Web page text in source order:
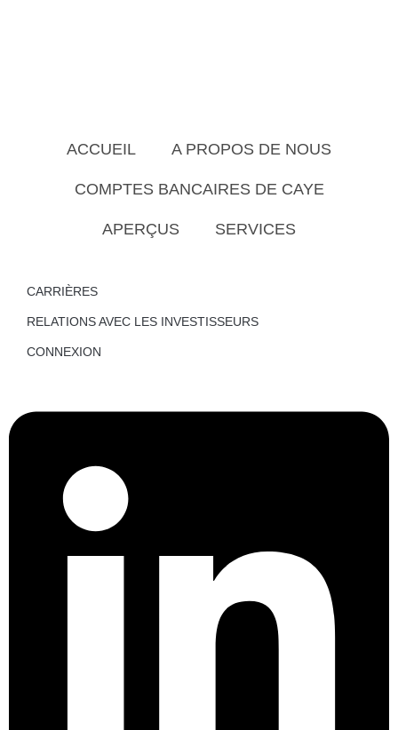
ACCUEIL A PROPOS DE NOUS
COMPTES BANCAIRES DE CAYE
APERÇUS SERVICES
CARRIÈRES
RELATIONS AVEC LES INVESTISSEURS
CONNEXION